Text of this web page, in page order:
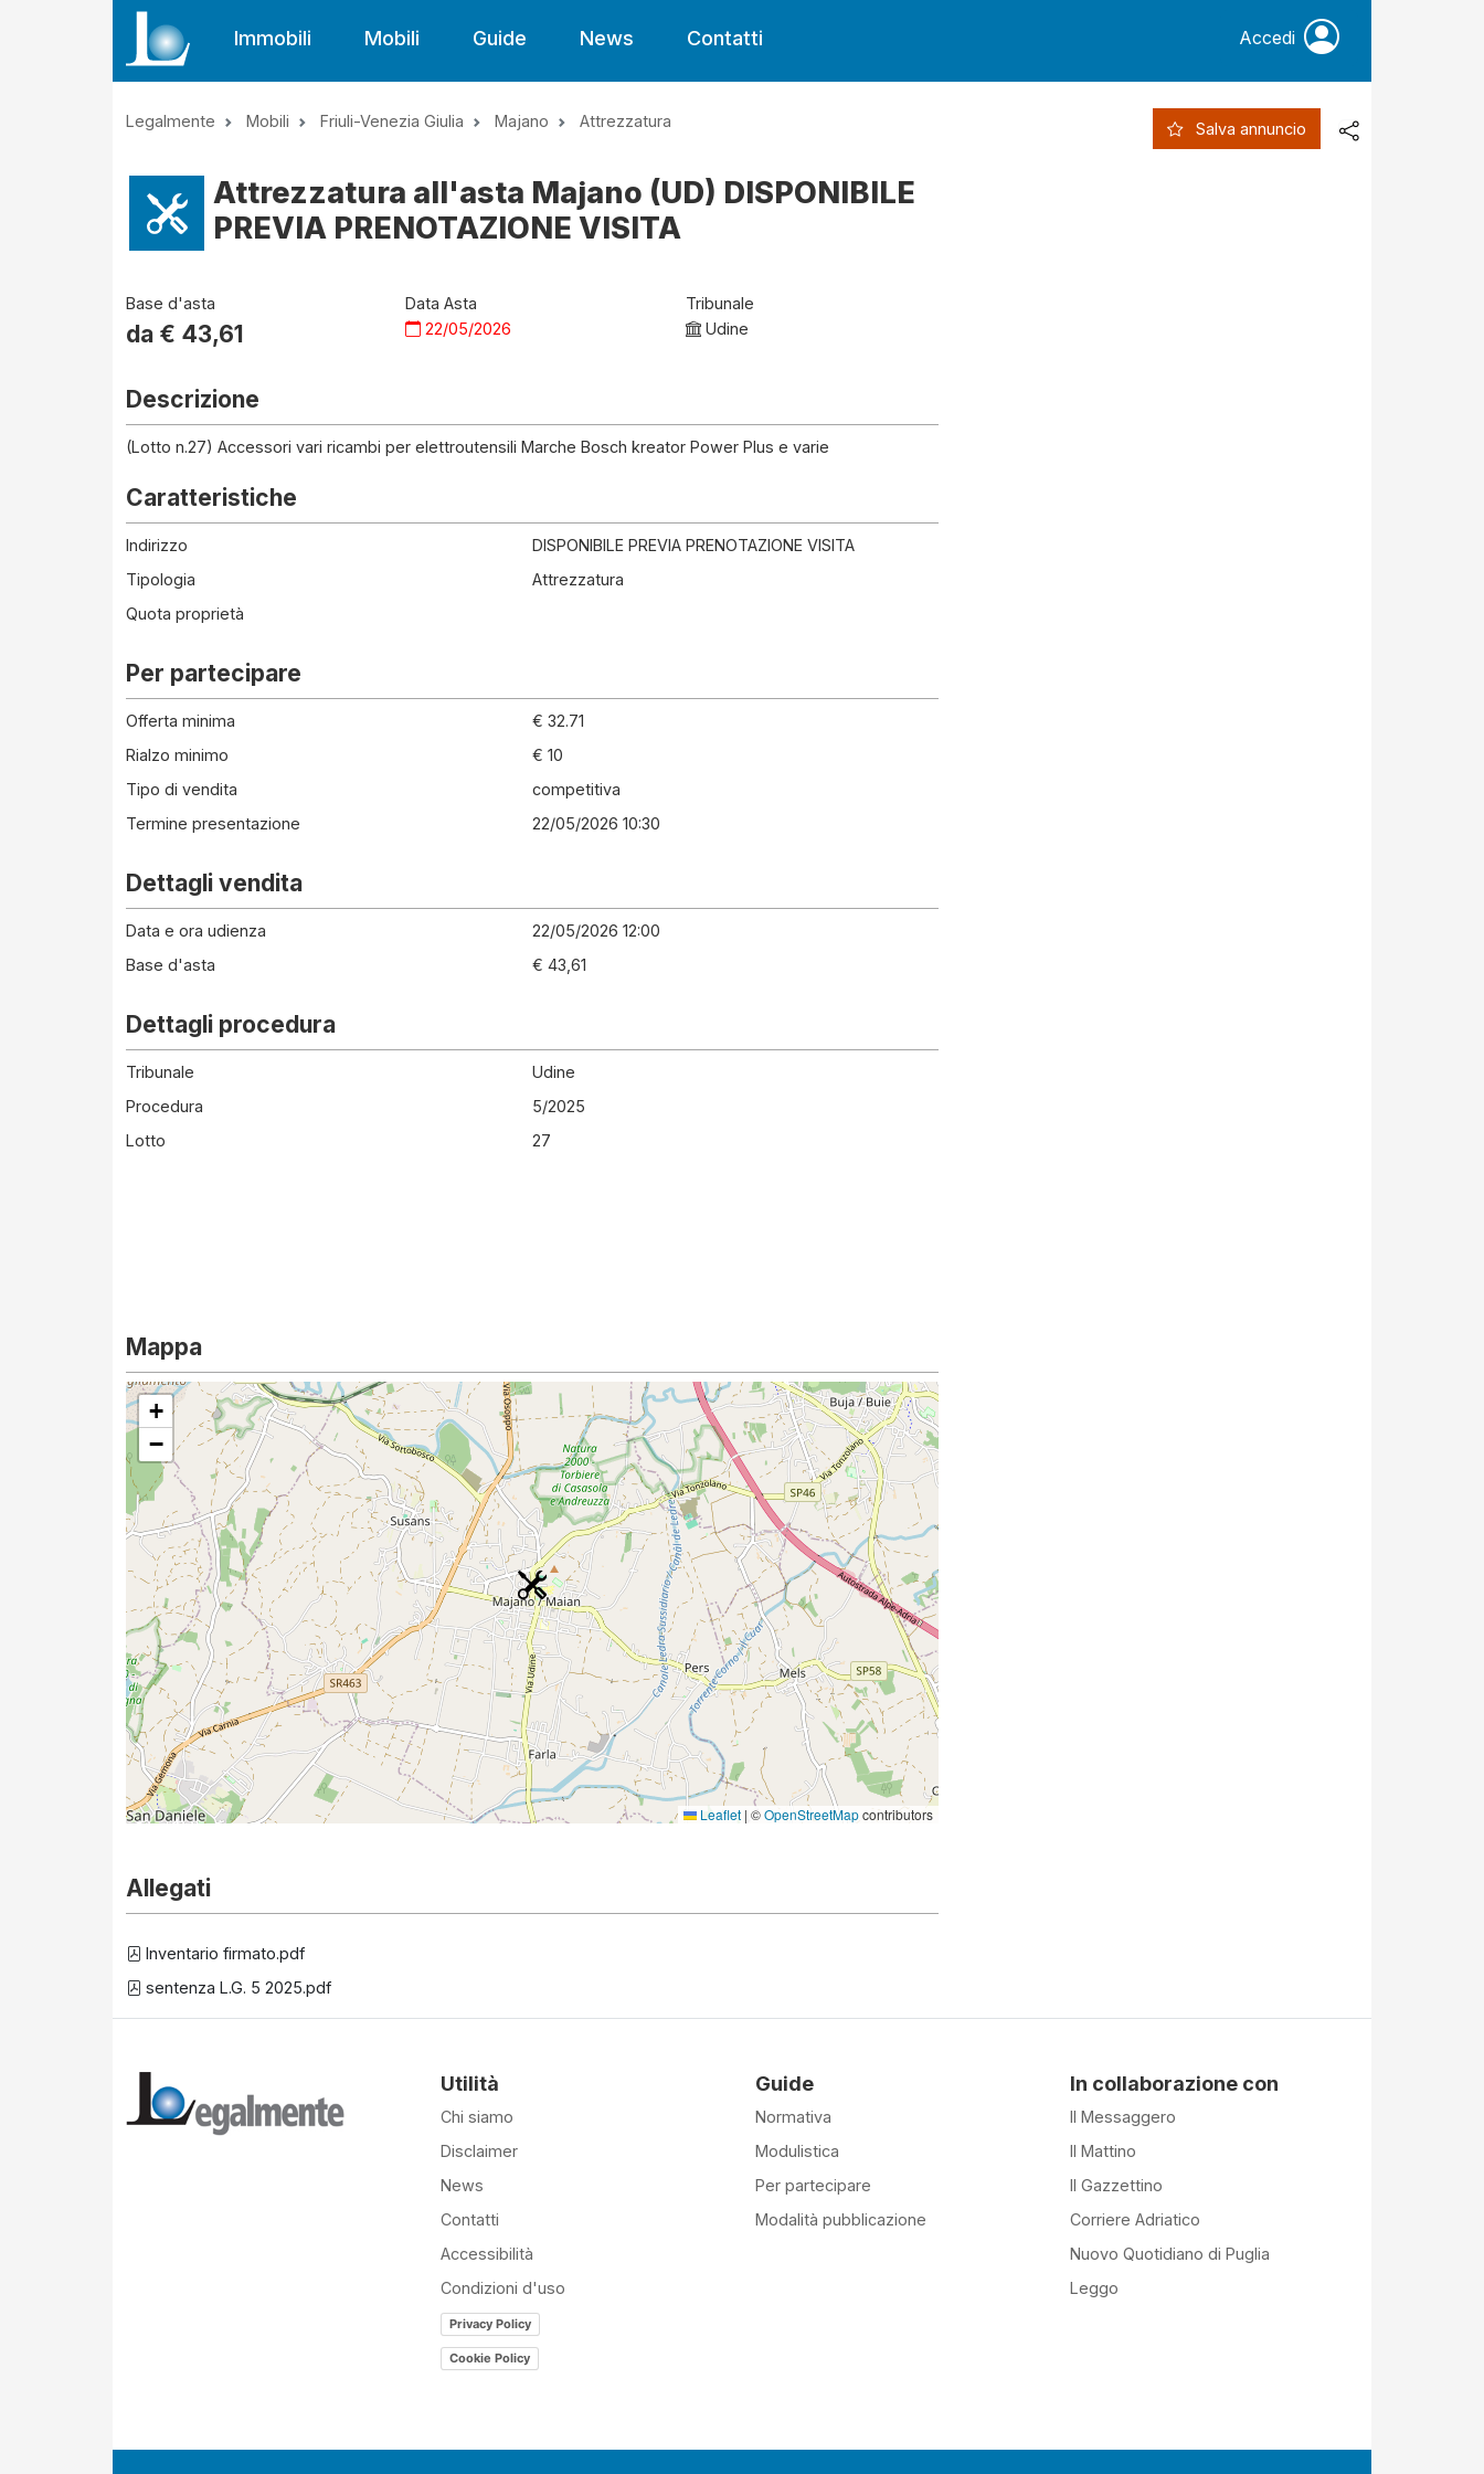
Immobili Mobili Guide News Contatti Accedi
Legalmente Mobili Friuli-Venezia Giulia Majano Attrezzatura Salva annuncio
Attrezzatura all'asta Majano (UD) DISPONIBILE
PREVIA PRENOTAZIONE VISITA
Base d'asta
da € 43,61
Data Asta
22/05/2026
Tribunale
Udine
Descrizione
(Lotto n.27) Accessori vari ricambi per elettroutensili Marche Bosch kreator Power Plus e varie
Caratteristiche
Indirizzo
DISPONIBILE PREVIA PRENOTAZIONE VISITA
Tipologia
Attrezzatura
Quota proprietà
Per partecipare
Offerta minima
€ 32.71
Rialzo minimo
€ 10
Tipo di vendita
competitiva
Termine presentazione
22/05/2026 10:30
Dettagli vendita
Data e ora udienza
22/05/2026 12:00
Base d'asta
€ 43,61
Dettagli procedura
Tribunale
Udine
Procedura
5/2025
Lotto
27
Mappa
+
−
Leaflet | ©OpenStreetMapcontributors
Allegati
Inventario firmato.pdf
sentenza L.G. 5 2025.pdf
Utilità
Chi siamo
Disclaimer
News
Contatti
Accessibilità
Condizioni d'uso
Privacy Policy
Cookie Policy
Guide
Normativa
Modulistica
Per partecipare
Modalità pubblicazione
In collaborazione con
Il Messaggero
Il Mattino
Il Gazzettino
Corriere Adriatico
Nuovo Quotidiano di Puglia
Leggo